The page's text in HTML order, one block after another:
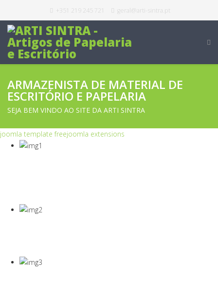
+351 219 245 721 geral@arti-sintra.pt
ARMAZENISTA DE MATERIAL DE
ESCRITÓRIO E PAPELARIA
SEJA BEM VINDO AO SITE DA ARTI SINTRA
joomla template freejoomla extensions